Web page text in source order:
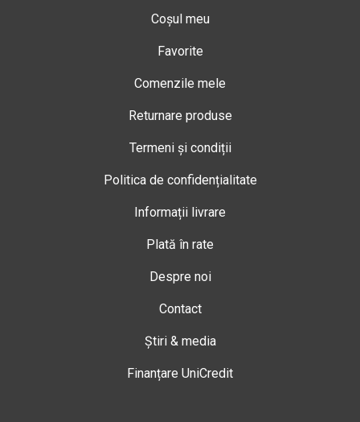
Coșul meu
Favorite
Comenzile mele
Returnare produse
Termeni și condiții
Politica de confidențialitate
Informații livrare
Plată în rate
Despre noi
Contact
Știri & media
Finanțare UniCredit